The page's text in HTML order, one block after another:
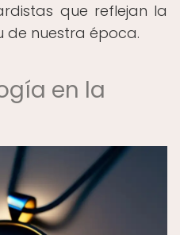
que reflejan la
de nuestra época.
en la